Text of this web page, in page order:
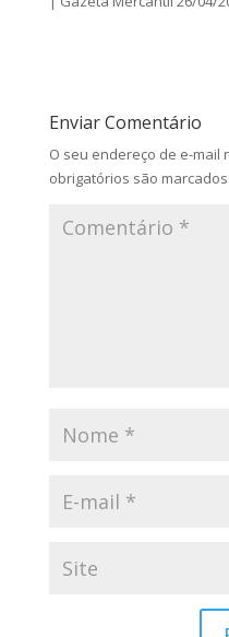
Enviar Comentário
O seu endereço de e-mail
obrigatórios são marcados